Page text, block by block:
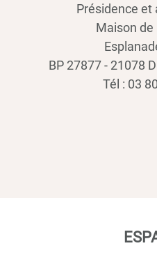
Présidence
Maison
BP 27877 - 21078
Tél : 03